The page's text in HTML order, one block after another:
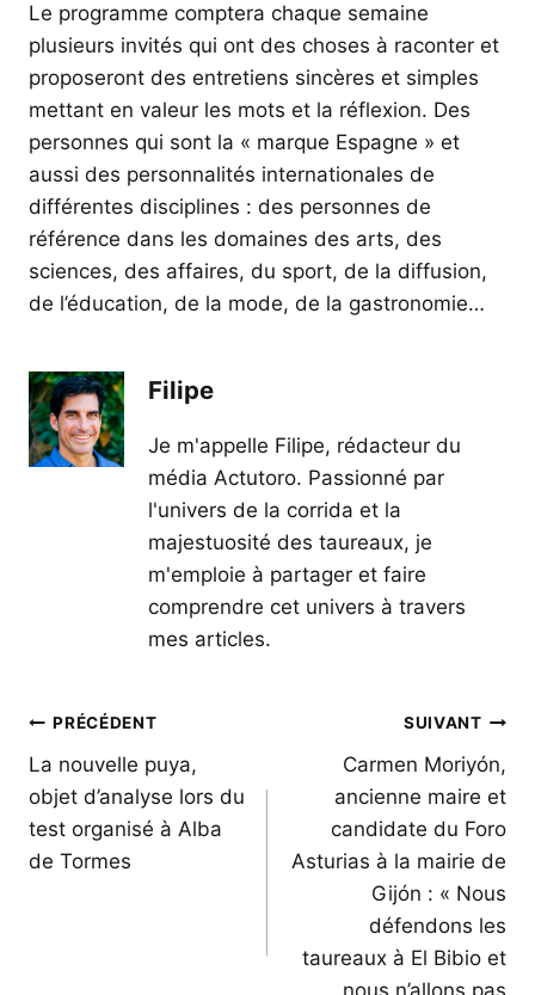
Le programme comptera chaque semaine
plusieurs invités qui ont des choses à raconter et
proposeront des entretiens sincères et simples
mettant en valeur les mots et la réflexion. Des
personnes qui sont la « marque Espagne » et
aussi des personnalités internationales de
différentes disciplines : des personnes de
référence dans les domaines des arts, des
sciences, des affaires, du sport, de la diffusion,
de l’éducation, de la mode, de la gastronomie…
Filipe
Je m'appelle Filipe, rédacteur du
média Actutoro. Passionné par
l'univers de la corrida et la
majestuosité des taureaux, je
m'emploie à partager et faire
comprendre cet univers à travers
mes articles.
Navigation
de
l’article
PRÉCÉDENT
La nouvelle puya,
objet d’analyse lors du
test organisé à Alba
de Tormes
SUIVANT
Carmen Moriyón,
ancienne maire et
candidate du Foro
Asturias à la mairie de
Gijón : « Nous
défendons les
taureaux à El Bibio et
nous n’allons pas